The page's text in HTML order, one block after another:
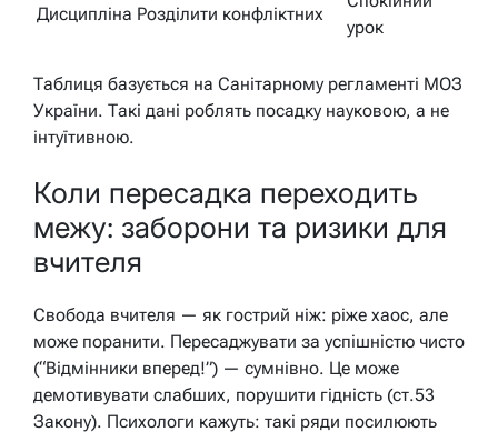
Дисципліна Розділити конфліктних
урок
Таблиця базується на Санітарному регламенті МОЗ
України. Такі дані роблять посадку науковою, а не
інтуїтивною.
Коли пересадка переходить
межу: заборони та ризики для
вчителя
Свобода вчителя — як гострий ніж: ріже хаос, але
може поранити. Пересаджувати за успішністю чисто
(“Відмінники вперед!”) — сумнівно. Це може
демотивувати слабших, порушити гідність (ст.53
Закону). Психологи кажуть: такі ряди посилюють